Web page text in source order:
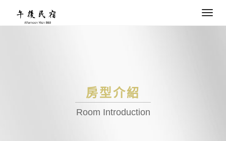
房型介紹
Room Introduction